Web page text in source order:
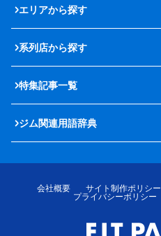
エリアから探す
系列店から探す
特集記事一覧
ジム関連用語辞典
会社概要 サイト制作ポリシー
プライバシーポリシー